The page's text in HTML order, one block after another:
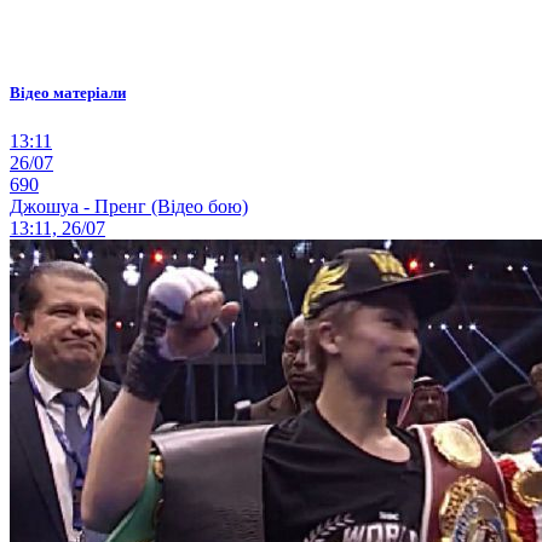
Відео матеріали
13:11
26/07
690
Джошуа - Пренг (Відео бою)
13:11, 26/07